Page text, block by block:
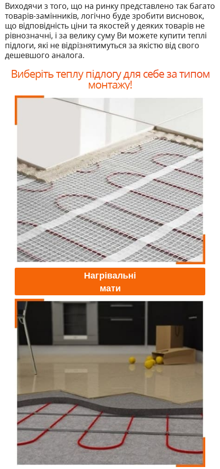
Виходячи з того, що на ринку представлено так багато
товарів-замінників, логічно буде зробити висновок,
що відповідність ціни та якостей у деяких товарів не
рівнозначні, і за велику суму Ви можете купити теплі
підлоги, які не відрізнятимуться за якістю від свого
дешевшого аналога.
Виберіть теплу підлогу для себе за типом
монтажу!
Нагрівальні
мати